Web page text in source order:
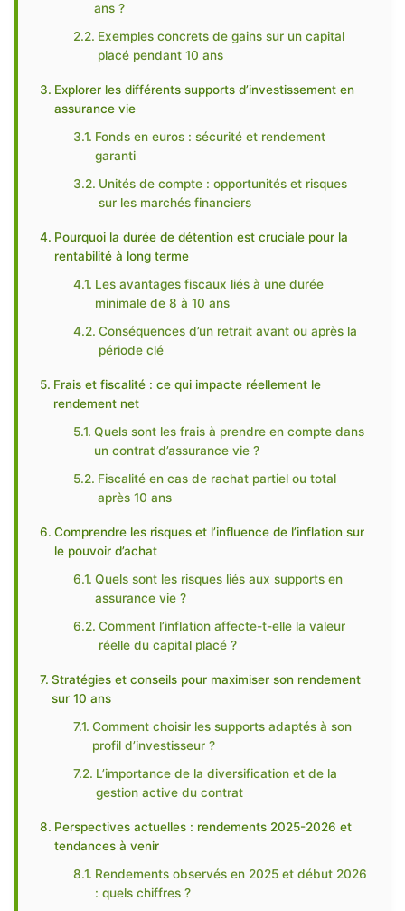
ans ?
Exemples concrets de gains sur un capital
placé pendant 10 ans
Explorer les différents supports d’investissement en
assurance vie
Fonds en euros : sécurité et rendement
garanti
Unités de compte : opportunités et risques
sur les marchés financiers
Pourquoi la durée de détention est cruciale pour la
rentabilité à long terme
Les avantages fiscaux liés à une durée
minimale de 8 à 10 ans
Conséquences d’un retrait avant ou après la
période clé
Frais et fiscalité : ce qui impacte réellement le
rendement net
Quels sont les frais à prendre en compte dans
un contrat d’assurance vie ?
Fiscalité en cas de rachat partiel ou total
après 10 ans
Comprendre les risques et l’influence de l’inflation sur
le pouvoir d’achat
Quels sont les risques liés aux supports en
assurance vie ?
Comment l’inflation affecte-t-elle la valeur
réelle du capital placé ?
Stratégies et conseils pour maximiser son rendement
sur 10 ans
Comment choisir les supports adaptés à son
profil d’investisseur ?
L’importance de la diversification et de la
gestion active du contrat
Perspectives actuelles : rendements 2025-2026 et
tendances à venir
Rendements observés en 2025 et début 2026
: quels chiffres ?